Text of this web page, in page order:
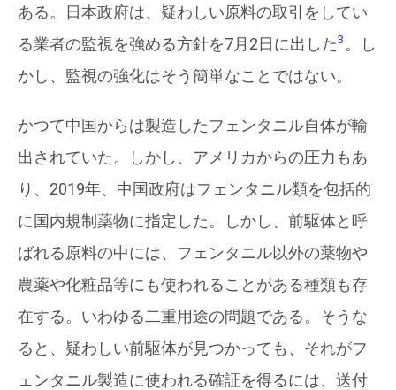
ある。日本政府は、疑わしい原料の取引をしてい
る業者の監視を強める方針を7月2日に出した3 。し
かし、監視の強化はそう簡単なことではない。
かつて中国からは製造したフェンタニル自体が輸
出されていた。しかし、アメリカからの圧力もあ
り、2019年、中国政府はフェンタニル類を包括的
に国内規制薬物に指定した。しかし、前駆体と呼
ばれる原料の中には、フェンタニル以外の薬物や
農薬や化粧品等にも使われることがある種類も存
在する。いわゆる二重用途の問題である。そうな
ると、疑わしい前駆体が見つかっても、それがフ
ェンタニル製造に使われる確証を得るには、送付